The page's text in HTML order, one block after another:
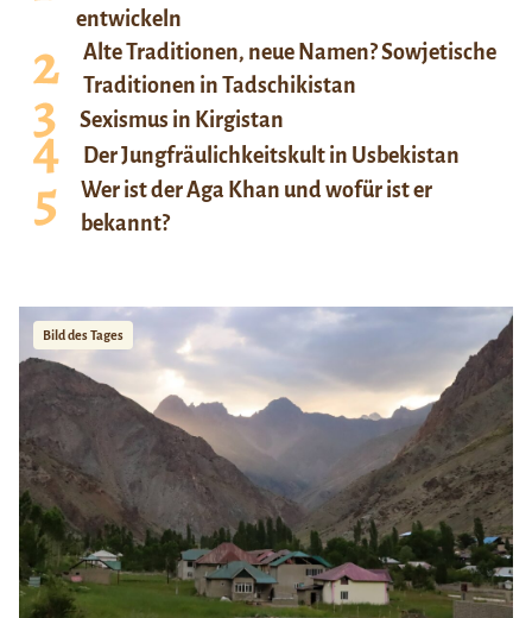
entwickeln
Alte Traditionen, neue Namen? Sowjetische
Traditionen in Tadschikistan
Sexismus in Kirgistan
Der Jungfräulichkeitskult in Usbekistan
Wer ist der Aga Khan und wofür ist er
bekannt?
Bild des Tages